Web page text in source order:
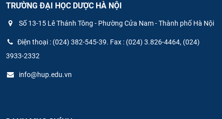
TRƯỜNG ĐẠI HỌC DƯỢC HÀ NỘI
Số 13-15 Lê Thánh Tông - Phường Cửa Nam - Thành phố Hà Nội
Điện thoại : (024) 382-545-39. Fax : (024) 3.826-4464, (024)
3933-2332
info@hup.edu.vn